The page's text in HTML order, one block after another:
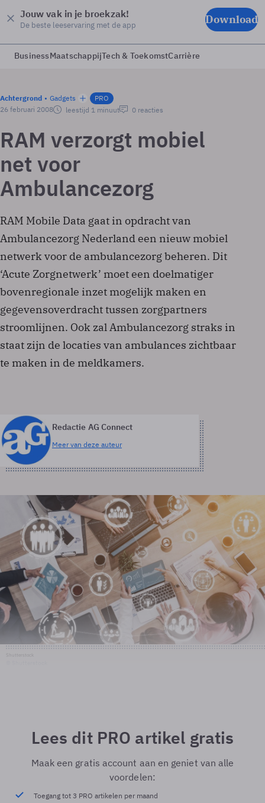
Jouw vak in je broekzak!
De beste leeservaring met de app Download
BusinessMaatschappijTech & ToekomstCarrière
Achtergrond Gadgets
PRO
26 februari 2008
leestijd 1 minuut 0 reacties
RAM verzorgt mobiel
net voor
Ambulancezorg
RAM Mobile Data gaat in opdracht van
Ambulancezorg Nederland een nieuw mobiel
netwerk voor de ambulancezorg beheren. Dit
‘Acute Zorgnetwerk’ moet een doelmatiger
bovenregionale inzet mogelijk maken en
gegevensoverdracht tussen zorgpartners
stroomlijnen. Ook zal Ambulancezorg straks in
staat zijn de locaties van ambulances zichtbaar
te maken in de meldkamers.
Redactie AG Connect
Meer van deze auteur
Lees dit PRO artikel gratis
Maak een gratis account aan en geniet van alle
voordelen:
Toegang tot 3 PRO artikelen per maand